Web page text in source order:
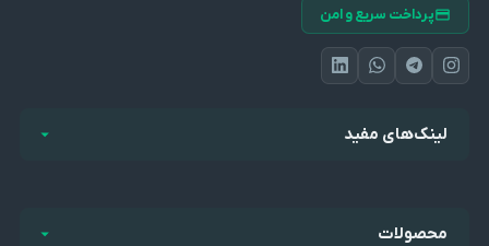
پرداخت سریع و امن
لینک‌های مفید
محصولات